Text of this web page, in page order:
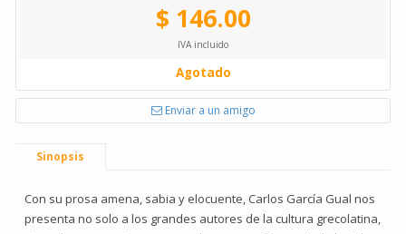
$ 146.00
IVA incluido
Agotado
Enviar a un amigo
Sinopsis
Con su prosa amena, sabia y elocuente, Carlos García Gual nos
presenta no solo a los grandes autores de la cultura grecolatina,